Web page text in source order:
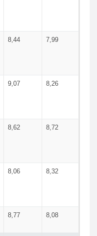
8,44 7,99
9,07 8,26
8,62 8,72
8,06 8,32
8,77 8,08